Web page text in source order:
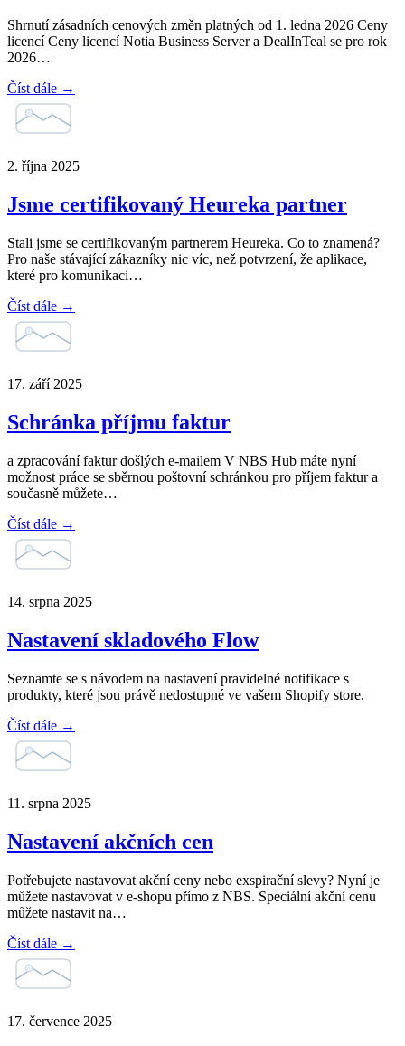
Shrnutí zásadních cenových změn platných od 1. ledna 2026 Ceny
licencí Ceny licencí Notia Business Server a DealInTeal se pro rok
2026…
Číst dále →
2. října 2025
Jsme certifikovaný Heureka partner
Stali jsme se certifikovaným partnerem Heureka. Co to znamená?
Pro naše stávající zákazníky nic víc, než potvrzení, že aplikace,
které pro komunikaci…
Číst dále →
17. září 2025
Schránka příjmu faktur
a zpracování faktur došlých e-mailem V NBS Hub máte nyní
možnost práce se sběrnou poštovní schránkou pro příjem faktur a
současně můžete…
Číst dále →
14. srpna 2025
Nastavení skladového Flow
Seznamte se s návodem na nastavení pravidelné notifikace s
produkty, které jsou právě nedostupné ve vašem Shopify store.
Číst dále →
11. srpna 2025
Nastavení akčních cen
Potřebujete nastavovat akční ceny nebo exspirační slevy? Nyní je
můžete nastavovat v e-shopu přímo z NBS. Speciální akční cenu
můžete nastavit na…
Číst dále →
17. července 2025